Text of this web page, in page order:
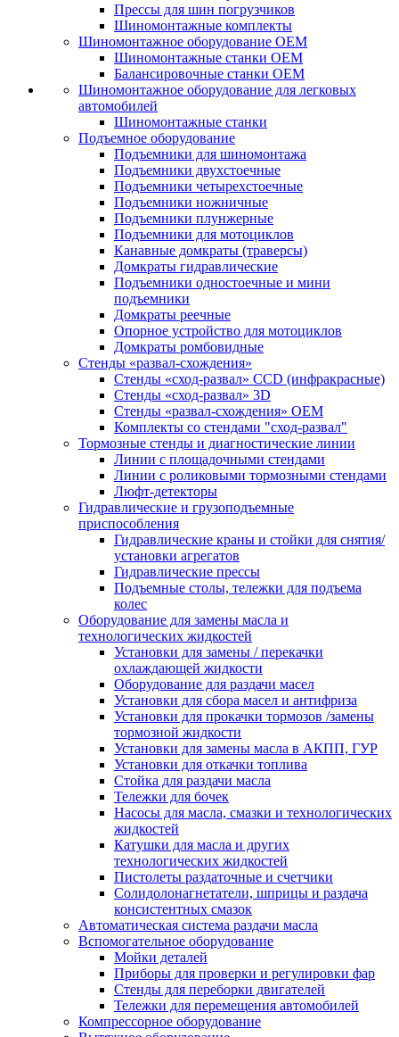
Прессы для шин погрузчиков
Шиномонтажные комплекты
Шиномонтажное оборудование ОЕМ
Шиномонтажные станки ОЕМ
Балансировочные станки ОЕМ
Шиномонтажное оборудование для легковых
автомобилей
Шиномонтажные станки
Подъемное оборудование
Подъемники для шиномонтажа
Подъемники двухстоечные
Подъемники четырехстоечные
Подъемники ножничные
Подъемники плунжерные
Подъемники для мотоциклов
Канавные домкраты (траверсы)
Домкраты гидравлические
Подъемники одностоечные и мини
подъемники
Домкраты реечные
Опорное устройство для мотоциклов
Домкраты ромбовидные
Стенды «развал-схождения»
Стенды «сход-развал» CCD (инфракрасные)
Стенды «сход-развал» 3D
Стенды «развал-схождения» ОЕМ
Комплекты со стендами "сход-развал"
Тормозные стенды и диагностические линии
Линии с площадочными стендами
Линии с роликовыми тормозными стендами
Люфт-детекторы
Гидравлические и грузоподъемные
приспособления
Гидравлические краны и стойки для снятия/
установки агрегатов
Гидравлические прессы
Подъемные столы, тележки для подъема
колес
Оборудование для замены масла и
технологических жидкостей
Установки для замены / перекачки
охлаждающей жидкости
Оборудование для раздачи масел
Установки для сбора масел и антифриза
Установки для прокачки тормозов /замены
тормозной жидкости
Установки для замены масла в АКПП, ГУР
Установки для откачки топлива
Стойка для раздачи масла
Тележки для бочек
Насосы для масла, смазки и технологических
жидкостей
Катушки для масла и других
технологических жидкостей
Пистолеты раздаточные и счетчики
Солидолонагнетатели, шприцы и раздача
консистентных смазок
Автоматическая система раздачи масла
Вспомогательное оборудование
Мойки деталей
Приборы для проверки и регулировки фар
Стенды для переборки двигателей
Тележки для перемещения автомобилей
Компрессорное оборудование